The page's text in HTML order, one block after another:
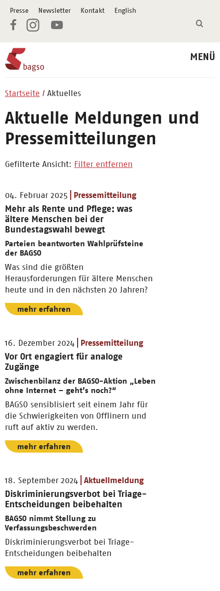
Presse Newsletter Kontakt English
MENÜ
Startseite Aktuelles
Aktuelle Meldungen und
Pressemitteilungen
Gefilterte Ansicht: Filter entfernen
04. Februar 2025 Pressemitteilung
Mehr als Rente und Pflege: was
ältere Menschen bei der
Bundestagswahl bewegt
Parteien beantworten Wahlprüfsteine
der BAGSO
Was sind die größten
Herausforderungen für ältere Menschen
heute und in den nächsten 20 Jahren?
mehr erfahren
16. Dezember 2024 Pressemitteilung
Vor Ort engagiert für analoge
Zugänge
Zwischenbilanz der BAGSO-Aktion „Leben
ohne Internet – geht’s noch?“
BAGSO sensiblisiert seit einem Jahr für
die Schwierigkeiten von Offlinern und
ruft auf aktiv zu werden.
mehr erfahren
18. September 2024 Aktuellmeldung
Diskriminierungsverbot bei Triage-
Entscheidungen beibehalten
BAGSO nimmt Stellung zu
Verfassungsbeschwerden
Diskriminierungsverbot bei Triage-
Entscheidungen beibehalten
mehr erfahren